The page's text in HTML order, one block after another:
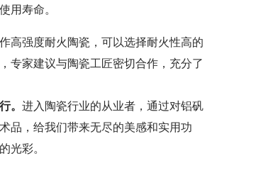
用寿命。
高强度耐火陶瓷，可以选择耐火性高的
专家建议与陶瓷工匠密切合作，充分了
。 进入陶瓷行业的从业者，通过对铝矾
品，给我们带来无尽的美感和实用功
光彩。